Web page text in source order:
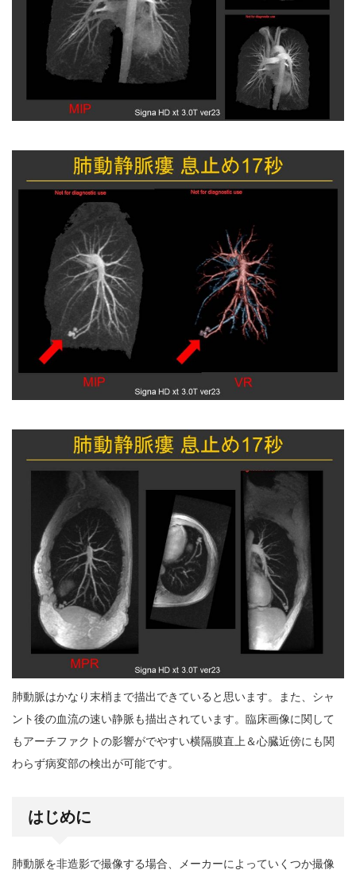
肺動脈はかなり末梢まで描出できていると思います。また、シャ
ント後の血流の速い静脈も描出されています。臨床画像に関して
もアーチファクトの影響がでやすい横隔膜直上＆心臓近傍にも関
わらず病変部の検出が可能です。
はじめに
肺動脈を非造影で撮像する場合、メーカーによっていくつか撮像